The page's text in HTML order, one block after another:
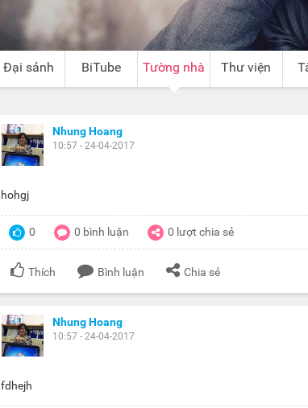
Đại sảnh BiTube Tường nhà Thư viện
Nhung Hoang
10:57 - 24-04-2017
hohgj
0 0 bình luận 0 lượt chia sẻ
Thích Bình luận Chia sẻ
Nhung Hoang
10:57 - 24-04-2017
fdhejh